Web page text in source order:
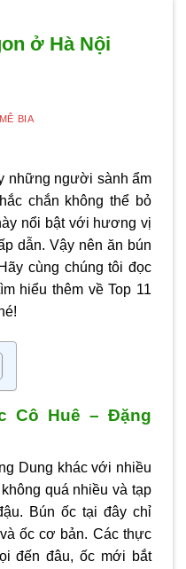
ở Hà Nội
BIA
những người sành ẩm
chắn không thể bỏ
nổi bật với hương vị
dẫn. Vậy nên ăn bún
cùng chúng tôi đọc
hiểu thêm về Top 11
Cô Huê – Đặng
Dung khác với nhiều
quá nhiều và tạp
Bún ốc tại đây chỉ
ốc cơ bản. Các thực
đến đâu, ốc mới bắt